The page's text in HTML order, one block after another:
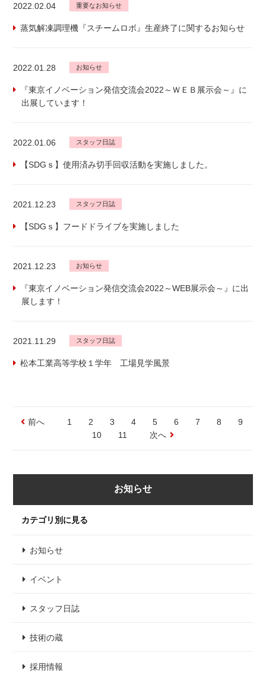
2022.02.04 重要なお知らせ
蒸気解凍調理機『スチームロボ』生産終了に関するお知らせ
2022.01.28 お知らせ
『東京イノベーション発信交流会2022～ＷＥＢ展示会～』に
出展しています！
2022.01.06 スタッフ日誌
【SDGｓ】使用済み切手回収活動を実施しました。
2021.12.23 スタッフ日誌
【SDGｓ】フードドライブを実施しました
2021.12.23 お知らせ
『東京イノベーション発信交流会2022～WEB展示会～』に出
展します！
2021.11.29 スタッフ日誌
松本工業高等学校１学年 工場見学風景
前へ 1 2 3 4 5 6 7 8
9
10
11 次へ
お知らせ
カテゴリ別に見る
お知らせ
イベント
スタッフ日誌
技術の蔵
採用情報